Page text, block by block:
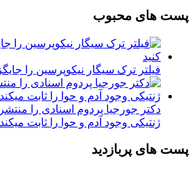
پست های محبوب
فیلتر ترک سیگار نیکوپرسین را
دکتر جورجیا پردوم اسنادی را
ژنتیکی وجود آدم و حوا را ثابت میکند
پست های پربازدید